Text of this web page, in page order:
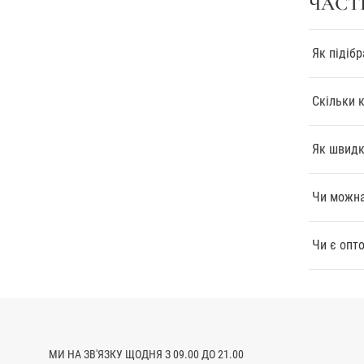
тому
ви
Як
Скільки
Як
Чи
Чи є
МИ НА ЗВ'ЯЗКУ ЩОДНЯ З 09.00 ДО 21.00